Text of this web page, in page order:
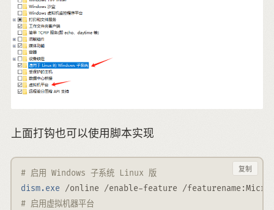
上面打钩也可以使用脚本实现
# 启用 Windows 子系统 Linux 版
dism.exe /online /enable-feature /
# 启用虚拟机器平台
复制